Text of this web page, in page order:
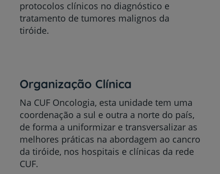
protocolos clínicos no diagnóstico e
tratamento de tumores malignos da
tiróide.
Organização Clínica
Na CUF Oncologia, esta unidade tem uma
coordenação a sul e outra a norte do país,
de forma a uniformizar e transversalizar as
melhores práticas na abordagem ao cancro
da tiróide, nos hospitais e clínicas da rede
CUF.